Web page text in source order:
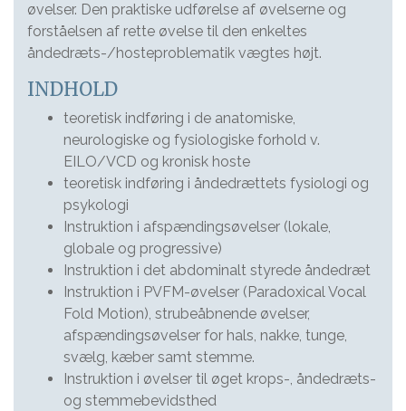
øvelser. Den praktiske udførelse af øvelserne og
forståelsen af rette øvelse til den enkeltes
åndedræts-/hosteproblematik vægtes højt.
INDHOLD
teoretisk indføring i de anatomiske,
neurologiske og fysiologiske forhold v.
EILO/VCD og kronisk hoste
teoretisk indføring i åndedrættets fysiologi og
psykologi
Instruktion i afspændingsøvelser (lokale,
globale og progressive)
Instruktion i det abdominalt styrede åndedræt
Instruktion i PVFM-øvelser (Paradoxical Vocal
Fold Motion), strubeåbnende øvelser,
afspændingsøvelser for hals, nakke, tunge,
svælg, kæber samt stemme.
Instruktion i øvelser til øget krops-, åndedræts-
og stemmebevidsthed